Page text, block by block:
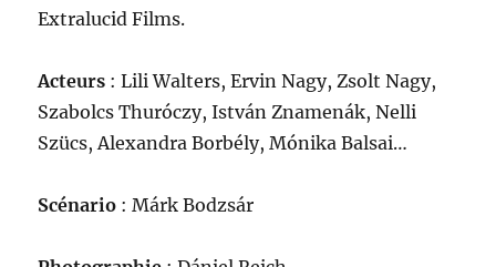
Extralucid Films.
Acteurs : Lili Walters, Ervin Nagy, Zsolt Nagy,
Szabolcs Thuróczy, István Znamenák, Nelli
Szücs, Alexandra Borbély, Mónika Balsai…
Scénario : Márk Bodzsár